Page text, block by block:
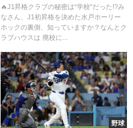
た“低予算の奇跡”と地域愛
🔥J1昇格クラブの秘密は“学校”だった!?み
なさん、J1初昇格を決めた水戸ホーリー
ホックの裏側、知っていますか？なんとク
ラブハウスは 廃校に...
野球